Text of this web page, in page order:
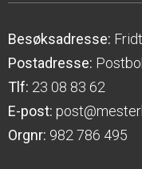
Besøksadresse:
Postadresse:
Tlf: 23 08 83 62
E-post:
Orgnr: 982 786 495